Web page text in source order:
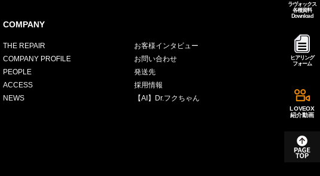
ラヴォックス
各種資料
Download
ヒアリング
フォーム
LOVEOX
紹介動画
COMPANY
THE REPAIR
COMPANY PROFILE
PEOPLE
ACCESS
NEWS
お客様インタビュー
お問い合わせ
発送先
採用情報
【AI】Dr.フクちゃん